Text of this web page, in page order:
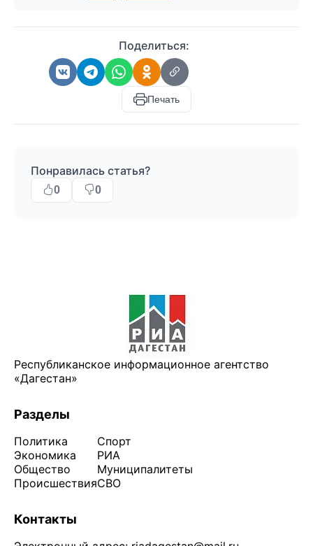
Поделиться:
Печать
Понравилась статья?
0 0
Республиканское информационное агентство
«Дагестан»
Разделы
Политика
Экономика
Общество
Происшествия
Спорт
РИА
Муниципалитеты
СВО
Контакты